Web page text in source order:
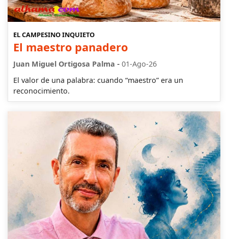
EL CAMPESINO INQUIETO
El maestro panadero
Juan Miguel Ortigosa Palma - 01-Ago-26
El valor de una palabra: cuando “maestro” era un
reconocimiento.